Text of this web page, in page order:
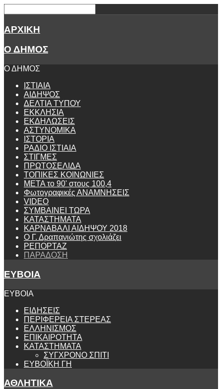
ΑΡΧΙΚΗ
Ο ΔΗΜΟΣ
Ο ΔΗΜΟΣ
ΙΣΤΙΑΙΑ
ΑΙΔΗΨΟΣ
ΔΕΛΤΙΑ ΤΥΠΟΥ
ΕΚΚΛΗΣΙΑ
ΕΚΔΗΛΩΣΕΙΣ
ΑΣΤΥΝΟΜΙΚΑ
ΙΣΤΟΡΙΑ
ΡΑΔΙΟ ΙΣΤΙΑΙΑ
ΣΤΙΓΜΕΣ
ΠΡΩΤΟΣΕΛΙΔΑ
ΤΟΠΙΚΕΣ ΚΟΙΝΩΝΙΕΣ
ΜΕΤΑ το 90' στους 100,4
Φωτογραφικές ΑΝΑΜΝΗΣΕΙΣ
VIDEO
ΣΥΜΒΑΙΝΕΙ ΤΩΡΑ
ΚΑΤΑΣΤΗΜΑΤΑ
ΚΑΡΝΑΒΑΛΙ ΑΙΔΗΨΟΥ 2018
Ο Γ. Δραπανιώτης σχολιάζει
ΡΕΠΟΡΤΑΖ
ΠΑΡΑΔΟΣΗ
ΕΥΒΟΙΑ
ΕΥΒΟΙΑ
ΕΙΔΗΣΕΙΣ
ΠΕΡΙΦΕΡΕΙΑ ΣΤΕΡΕΑΣ
ΕΛΛΗΝΙΣΜΟΣ
ΕΠΙΚΑΙΡΟΤΗΤΑ
ΚΑΤΑΣΤΗΜΑΤΑ
ΣΥΓΧΡΟΝΟ ΣΠΙΤΙ
ΕΥΒΟΪΚΗ ΓΗ
ΑΘΛΗΤΙΚΑ